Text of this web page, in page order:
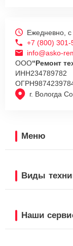
г. Вологда
Ежедневно,
+7 (800) 301-
info@asko-
ООО“Ремонт
ИНН234789782
ОГРН
Меню
Виды
Наши